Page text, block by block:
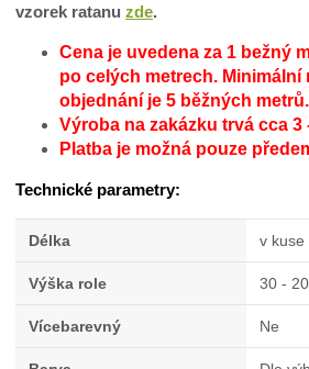
vzorek ratanuzde.
Cena je uvedena za 1 bežný
po celých metrech. Minimální
objednání je 5 běžných metrů.
Výroba na zakázku trvá cca 3
Platba je možná pouze
Technické parametry:
Délka v kuse
Výška role 30 -
Vícebarevný Ne